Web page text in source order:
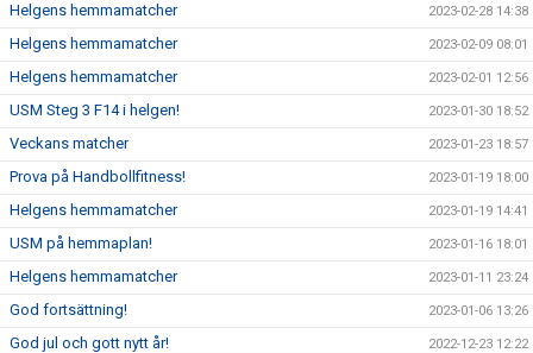
Helgens hemmamatcher 2023-02-28 14:38
Helgens hemmamatcher 2023-02-09 08:01
Helgens hemmamatcher 2023-02-01 12:56
USM Steg 3 F14 i helgen! 2023-01-30 18:52
Veckans matcher 2023-01-23 18:57
Prova på Handbollfitness! 2023-01-19 18:00
Helgens hemmamatcher 2023-01-19 14:41
USM på hemmaplan! 2023-01-16 18:01
Helgens hemmamatcher 2023-01-11 23:24
God fortsättning! 2023-01-06 13:26
God jul och gott nytt år! 2022-12-23 12:22